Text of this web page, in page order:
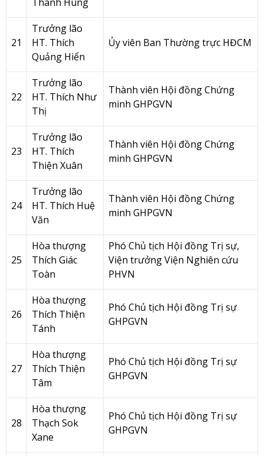
21
Trưởng lão
HT. Thích
Quảng Hiển
Ủy viên Ban Thường trực HĐCM
22
Trưởng lão
HT. Thích Như
Thị
Thành viên Hội đồng Chứng
minh GHPGVN
23
Trưởng lão
HT. Thích
Thiện Xuân
Thành viên Hội đồng Chứng
minh GHPGVN
24
Trưởng lão
HT. Thích Huệ
Văn
Thành viên Hội đồng Chứng
minh GHPGVN
25
Hòa thượng
Thích Giác
Toàn
Phó Chủ tịch Hội đồng Trị sự,
Viện trưởng Viện Nghiên cứu
PHVN
26
Hòa thượng
Thích Thiện
Tánh
Phó Chủ tịch Hội đồng Trị sự
GHPGVN
27
Hòa thượng
Thích Thiện
Tâm
Phó Chủ tịch Hội đồng Trị sự
GHPGVN
28
Hòa thượng
Thạch Sok
Xane
Phó Chủ tịch Hội đồng Trị sự
GHPGVN